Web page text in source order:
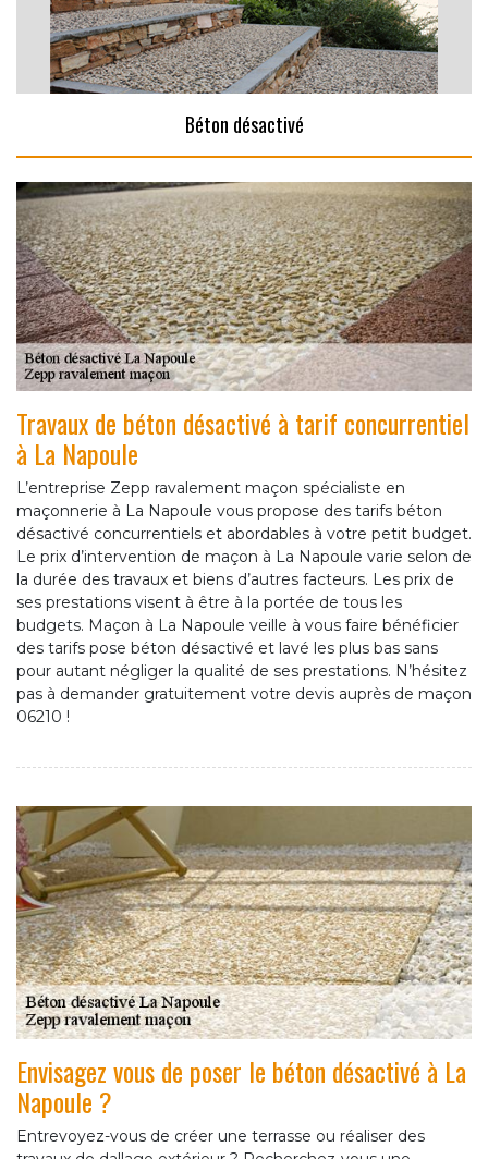
Béton désactivé
Travaux de béton désactivé à tarif concurrentiel
à La Napoule
L’entreprise Zepp ravalement maçon spécialiste en
maçonnerie à La Napoule vous propose des tarifs béton
désactivé concurrentiels et abordables à votre petit budget.
Le prix d’intervention de maçon à La Napoule varie selon de
la durée des travaux et biens d’autres facteurs. Les prix de
ses prestations visent à être à la portée de tous les
budgets. Maçon à La Napoule veille à vous faire bénéficier
des tarifs pose béton désactivé et lavé les plus bas sans
pour autant négliger la qualité de ses prestations. N’hésitez
pas à demander gratuitement votre devis auprès de maçon
06210 !
Envisagez vous de poser le béton désactivé à La
Napoule ?
Entrevoyez-vous de créer une terrasse ou réaliser des